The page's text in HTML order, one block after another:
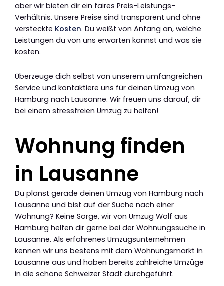
aber wir bieten dir ein faires Preis-Leistungs-
Verhältnis. Unsere Preise sind transparent und ohne
versteckte Kosten. Du weißt von Anfang an, welche
Leistungen du von uns erwarten kannst und was sie
kosten.
Überzeuge dich selbst von unserem umfangreichen
Service und kontaktiere uns für deinen Umzug von
Hamburg nach Lausanne. Wir freuen uns darauf, dir
bei einem stressfreien Umzug zu helfen!
Wohnung finden
in Lausanne
Du planst gerade deinen Umzug von Hamburg nach
Lausanne und bist auf der Suche nach einer
Wohnung? Keine Sorge, wir von Umzug Wolf aus
Hamburg helfen dir gerne bei der Wohnungssuche in
Lausanne. Als erfahrenes Umzugsunternehmen
kennen wir uns bestens mit dem Wohnungsmarkt in
Lausanne aus und haben bereits zahlreiche Umzüge
in die schöne Schweizer Stadt durchgeführt.